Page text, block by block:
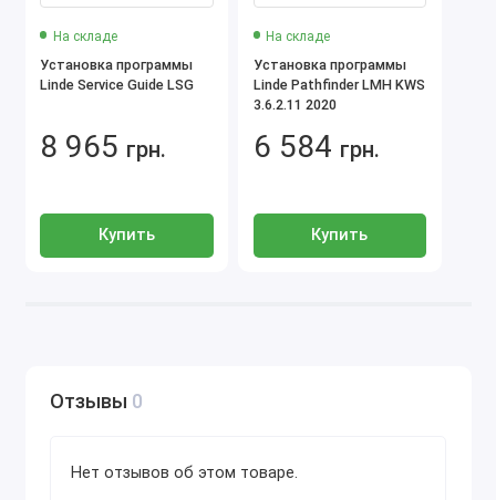
На складе
Установка программы
Linde Service Guide LSG
8 965 грн.
Купить
На складе
Установка программы
Linde Pathfinder LMH KWS
3.6.2.11 2020
6 584 грн.
Купить
Отзывы 0
Нет отзывов об этом товаре.